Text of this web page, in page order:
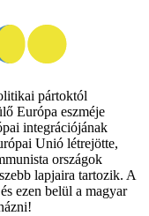
pártoktól
Európa eszméje
integrációjának
Unió létrejötte,
országok
lapjaira tartozik. A
ezen belül a magyar